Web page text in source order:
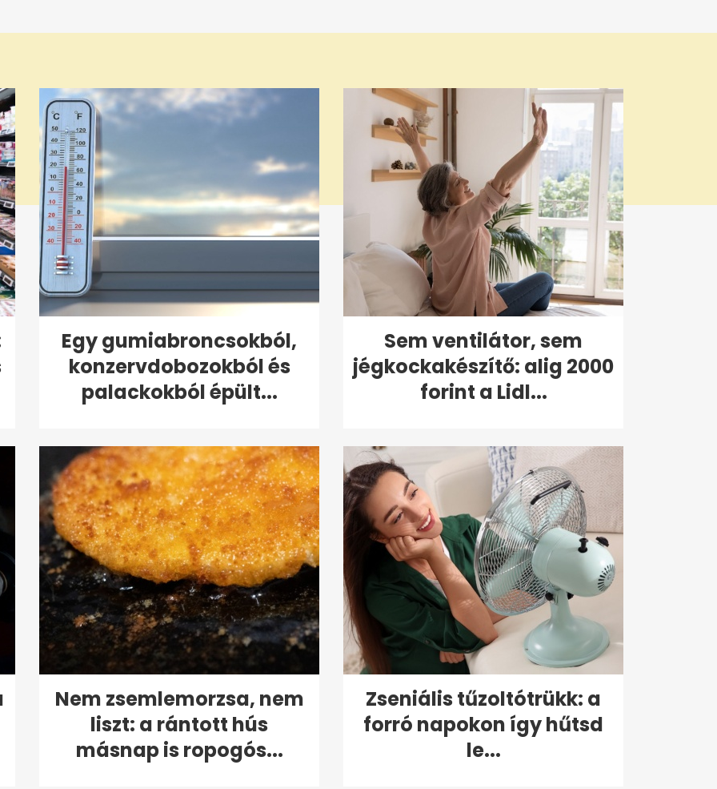
Egy gumiabroncsokból,
konzervdobozokból és
palackokból épült...
Sem ventilátor, sem
jégkockakészítő: alig 2000
forint a Lidl...
Nem zsemlemorzsa, nem
liszt: a rántott hús
másnap is ropogós...
Zseniális tűzoltótrükk: a
forró napokon így hűtsd
le...